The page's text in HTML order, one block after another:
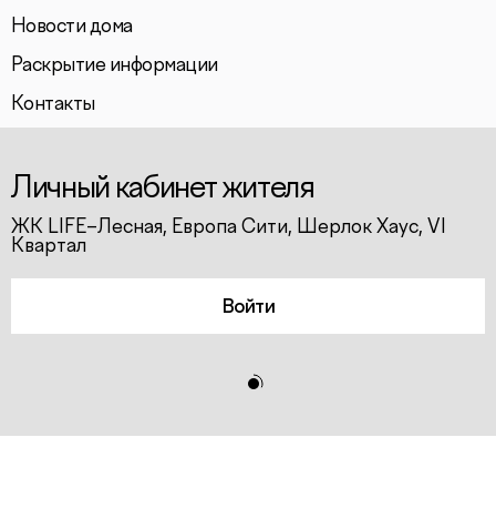
Новости дома
Раскрытие информации
Контакты
Личный кабинет жителя
ЖК LIFE–Лесная, Европа Сити, Шерлок Хаус, VI
Квартал
Войти